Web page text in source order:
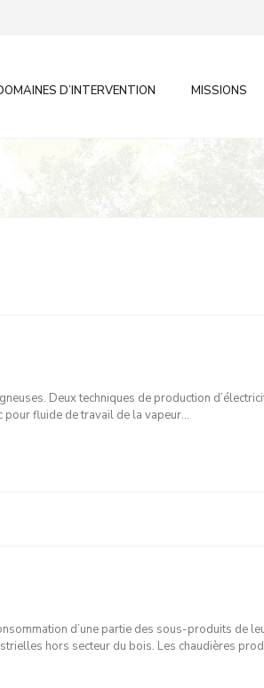
D’INTERVENTION MISSIONS
Deux techniques de production
pour fluide de travail de la vapeur…
d’une partie des sous-produits de
hors secteur du bois. Les chaudières